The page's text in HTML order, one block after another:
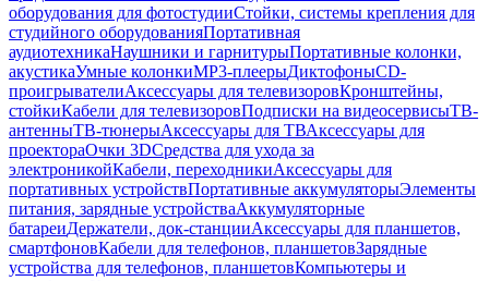
оборудования для фотостудииСтойки, системы крепления для
студийного оборудованияПортативная
аудиотехникаНаушники и гарнитурыПортативные колонки,
акустикаУмные колонкиMP3-плеерыДиктофоныCD-
проигрывателиАксессуары для телевизоровКронштейны,
стойкиКабели для телевизоровПодписки на видеосервисыТВ-
антенныТВ-тюнерыАксессуары для ТВАксессуары для
проектораОчки 3DСредства для ухода за
электроникойКабели, переходникиАксессуары для
портативных устройствПортативные аккумуляторыЭлементы
питания, зарядные устройстваАккумуляторные
батареиДержатели, док-станцииАксессуары для планшетов,
смартфоновКабели для телефонов, планшетовЗарядные
устройства для телефонов, планшетовКомпьютеры и